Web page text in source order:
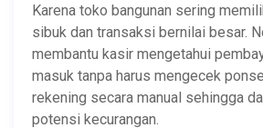
Karena toko bangunan sering
sibuk dan transaksi bernilai besar.
membantu kasir mengetahui
masuk tanpa harus mengecek
rekening secara manual sehingga
potensi kecurangan.